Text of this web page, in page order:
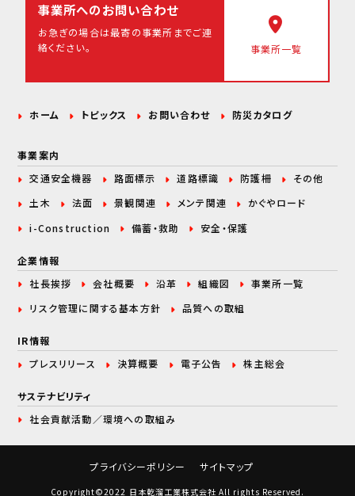
事業所へのお問い合わせ
お急ぎの場合は最寄の事業所までご連
絡ください。
事業所一覧
ホーム トピックス お問い合わせ 防災カタログ
事業案内
交通安全機器
路面標示 道路標識 防護柵
その他
土木
法面 景観関連 メンテ関連
かぐやロード
i-Construction
備蓄・救助 安全・保護
企業情報
社長挨拶
会社概要 沿革 組織図
事業所一覧
リスク管理に関する基本方針 品質への取組
IR情報
プレスリリース
決算概要 電子公告 株主総会
サステナビリティ
社会貢献活動／環境への取組み
プライバシーポリシー サイトマップ
Copyright©2022 日本乾溜工業株式会社 All rights Reserved.